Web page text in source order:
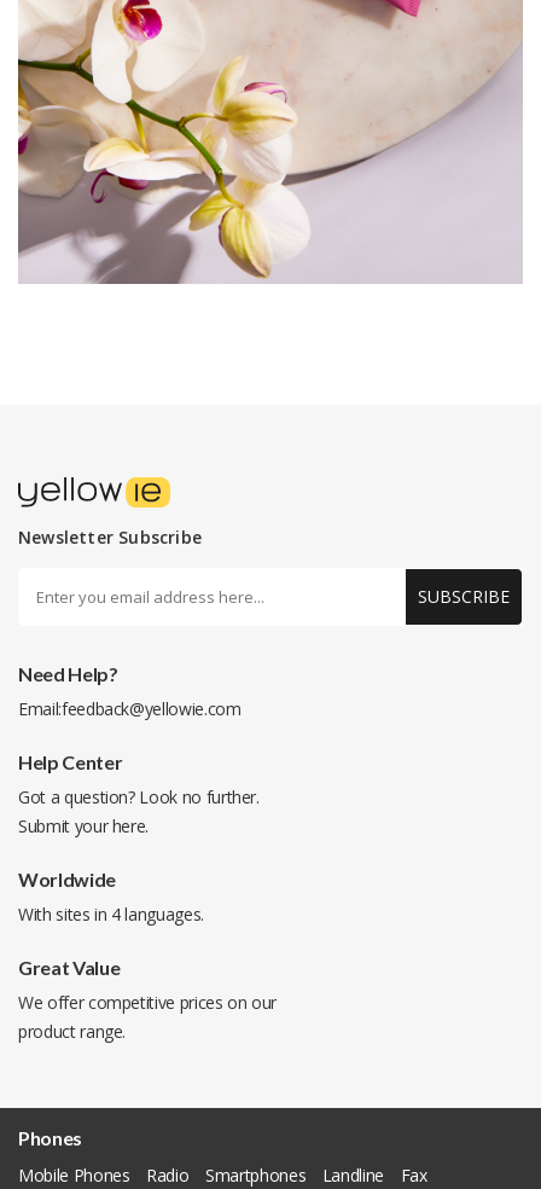
Newsletter Subscribe
SUBSCRIBE
Need Help?
Email:feedback@yellowie.com
Help Center
Got a question? Look no further.
Submit yourhere.
Worldwide
With sites in 4 languages.
Great Value
We offer competitive prices on our
product range.
Phones
Mobile Phones
Radio Smartphones Landline
Fax